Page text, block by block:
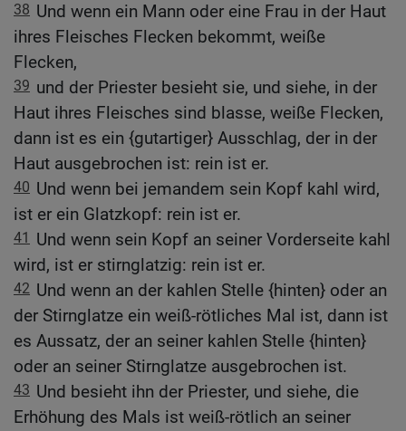
38 Und wenn ein Mann oder eine Frau in der Haut
ihres Fleisches Flecken bekommt, weiße
Flecken,
39 und der Priester besieht sie, und siehe, in der
Haut ihres Fleisches sind blasse, weiße Flecken,
dann ist es ein {gutartiger} Ausschlag, der in der
Haut ausgebrochen ist: rein ist er.
40 Und wenn bei jemandem sein Kopf kahl wird,
ist er ein Glatzkopf: rein ist er.
41 Und wenn sein Kopf an seiner Vorderseite kahl
wird, ist er stirnglatzig: rein ist er.
42 Und wenn an der kahlen Stelle {hinten} oder an
der Stirnglatze ein weiß-rötliches Mal ist, dann ist
es Aussatz, der an seiner kahlen Stelle {hinten}
oder an seiner Stirnglatze ausgebrochen ist.
43 Und besieht ihn der Priester, und siehe, die
Erhöhung des Mals ist weiß-rötlich an seiner